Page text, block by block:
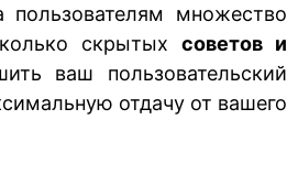
пользователям множество
скрытыхсоветов и
ваш пользовательский
отдачу от вашего